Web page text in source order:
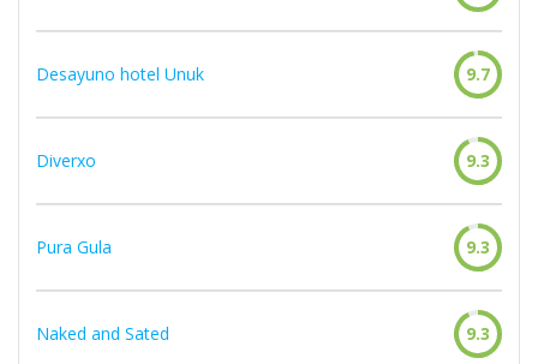
Desayuno hotel Unuk 9.7
Diverxo 9.3
Pura Gula 9.3
Naked and Sated 9.3